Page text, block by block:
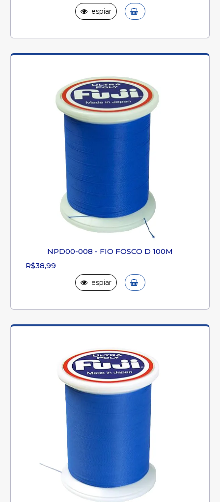
espiar
NPD00-008 - FIO FOSCO D 100M
R$38,99
espiar